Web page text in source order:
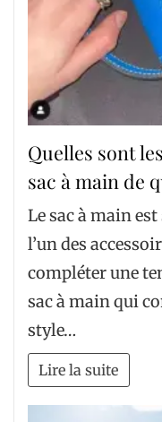
Quelles sont
sac à main de
Le sac à main
l’un des
compléter une
sac à main qui
style…
Lire la suite